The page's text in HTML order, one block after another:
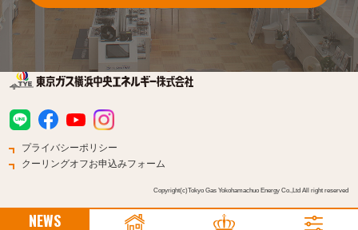
プライバシーポリシー
クーリングオフお申込みフォーム
Copyright(c)Tokyo Gas Yokohamachuo Energy Co.,Ltd All right reserved
NEWS